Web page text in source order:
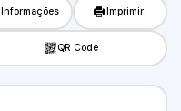
Informações Imprimir
QR Code